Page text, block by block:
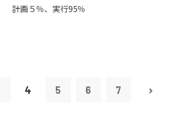
計画５％、実行95％
4 5 6 7